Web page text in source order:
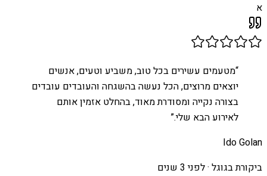
א
“מטעמים עשירים בכל טוב, משביע וטעים, אנשים
יוצאים מרוצים, הכל נעשה בהשגחה והעובדים עובדים
בצורה נקייה ומסודרת מאוד, בהחלט אזמין אותם
לאירוע הבא שלי.”
Ido Golan
ביקורת בגוגל ·לפני 3 שנים